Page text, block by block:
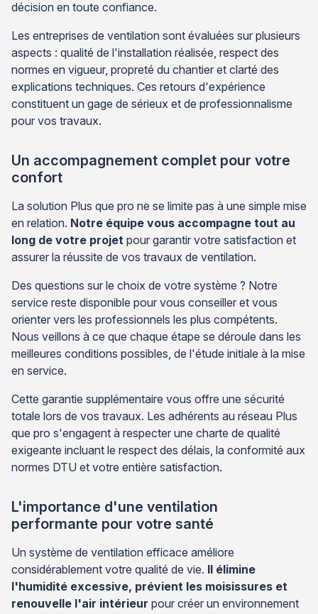
décision en toute confiance.
Les entreprises de ventilation sont évaluées sur plusieurs
aspects : qualité de l'installation réalisée, respect des
normes en vigueur, propreté du chantier et clarté des
explications techniques. Ces retours d'expérience
constituent un gage de sérieux et de professionnalisme
pour vos travaux.
Un accompagnement complet pour votre
confort
La solution Plus que pro ne se limite pas à une simple mise
en relation. Notre équipe vous accompagne tout au
long de votre projet pour garantir votre satisfaction et
assurer la réussite de vos travaux de ventilation.
Des questions sur le choix de votre système ? Notre
service reste disponible pour vous conseiller et vous
orienter vers les professionnels les plus compétents.
Nous veillons à ce que chaque étape se déroule dans les
meilleures conditions possibles, de l'étude initiale à la mise
en service.
Cette garantie supplémentaire vous offre une sécurité
totale lors de vos travaux. Les adhérents au réseau Plus
que pro s'engagent à respecter une charte de qualité
exigeante incluant le respect des délais, la conformité aux
normes DTU et votre entière satisfaction.
L'importance d'une ventilation
performante pour votre santé
Un système de ventilation efficace améliore
considérablement votre qualité de vie. Il élimine
l'humidité excessive, prévient les moisissures et
renouvelle l'air intérieur pour créer un environnement